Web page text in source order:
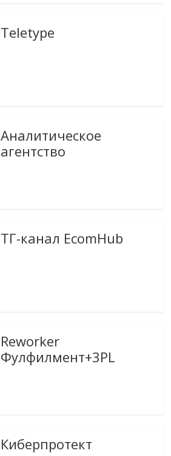
Teletype
Аналитическое
агентство
ТГ-канал EcomHub
Reworker
Фулфилмент+3PL
Киберпротект